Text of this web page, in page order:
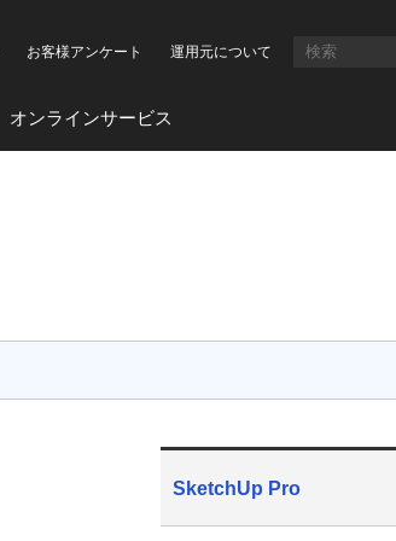
お客様アンケート 運用元について
オンラインサービス
SketchUp Pro